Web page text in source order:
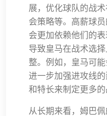
展，优化球队的战
会策略等。高薪球
会更加依赖他们的
导致皇马在战术选
整。例如，皇马可能
进一步加强进攻线
和特长来制定更多的
从长期来看，姆巴